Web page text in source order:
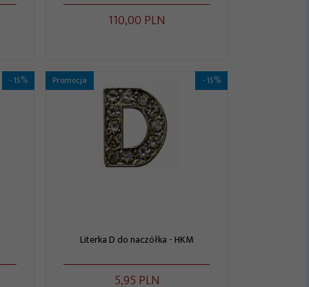
110,00 PLN
- 15% Promocja - 15%
Literka D do naczółka - HKM
5,95 PLN